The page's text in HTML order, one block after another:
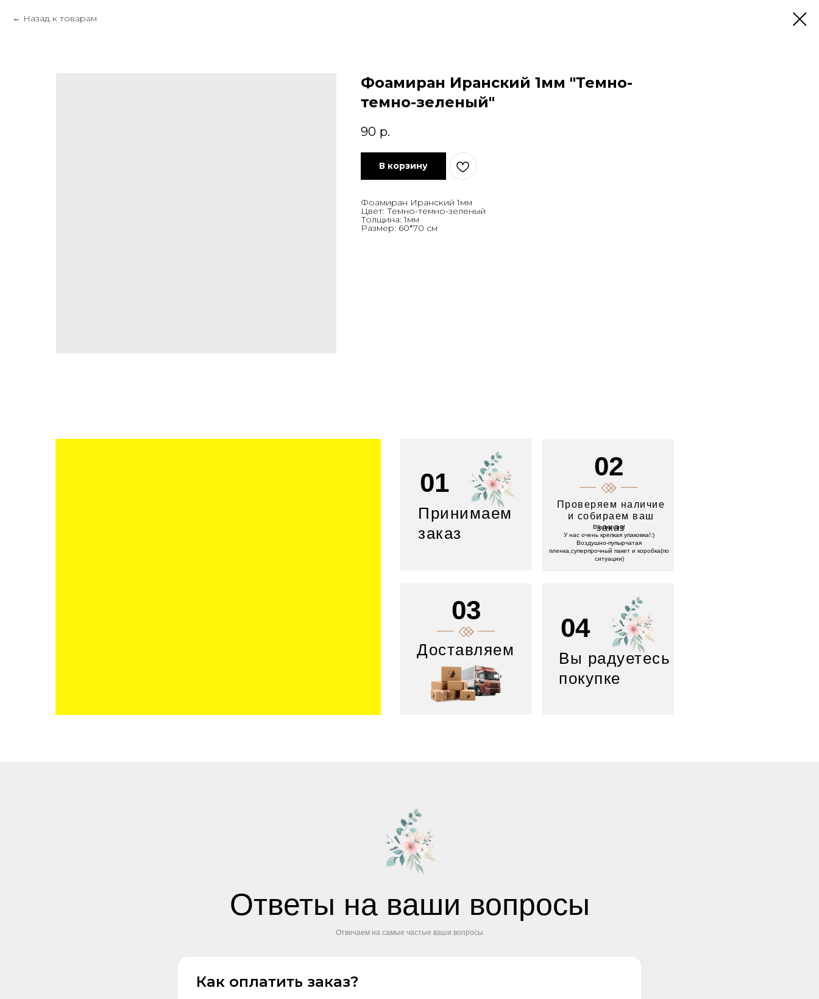
Назад к товарам
Фоамиран Иранский 1мм "Темно-
темно-зеленый"
90 р.
В корзину
Фоамиран Иранский 1мм
Цвет: Темно-темно-зеленый
Толщина: 1мм
Размер: 60*70 см
01
Принимаем
заказ
02
Проверяем наличие
и собираем ваш
заказ
03
Доставляем
04
Вы радуетесь
покупке
Внимание!
У нас очень крепкая упаковка!:)
Воздушно-пупырчатая
пленка,суперпрочный пакет и коробка(по
ситуации)
Ответы на ваши вопросы
Отвечаем на самые частые ваши вопросы
Как оплатить заказ?